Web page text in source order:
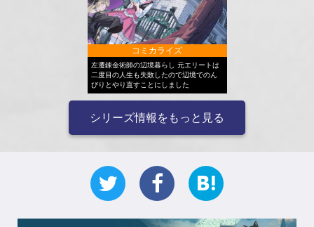
コミカライズ
左遷錬金術師の辺境暮らし 元エリートは
二度目の人生も失敗したので辺境でのん
びりとやり直すことにしました
シリーズ情報をもっと見る